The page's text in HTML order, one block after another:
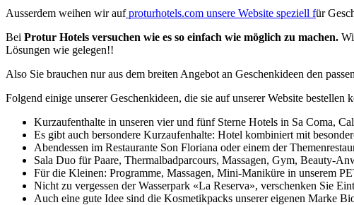
Ausserdem weihen wir aufproturhotels.com unsere Website speziell für
Bei Protur Hotels versuchen wie es so einfach wie möglich zu machen.
Lösungen wie gelegen!!
Also Sie brauchen nur aus dem breiten Angebot an Geschenkideen den
Folgend einige unserer Geschenkideen, die sie auf unserer Website bestellen
Kurzaufenthalte in unseren vier und fünf Sterne Hotels in Sa Coma,
Es gibt auch bersondere Kurzaufenhalte: Hotel kombiniert mit
Abendessen im Restaurante Son Floriana oder einem der
Sala Duo für Paare, Thermalbadparcours, Massagen, Gym, Beauty-
Für die Kleinen: Programme, Massagen, Mini-Maniküre in unserem
Nicht zu vergessen der Wasserpark «La Reserva», verschenken Sie
Auch eine gute Idee sind die Kosmetikpacks unserer eigenen Marke